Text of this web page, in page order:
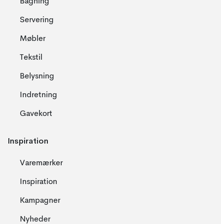
Servering
Møbler
Tekstil
Belysning
Indretning
Gavekort
Inspiration
Varemærker
Inspiration
Kampagner
Nyheder